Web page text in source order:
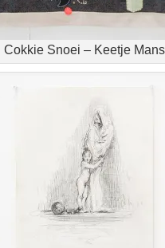
Cokkie Snoei – Keetje Mans